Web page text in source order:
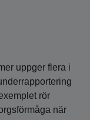
uppger flera i
rör
när